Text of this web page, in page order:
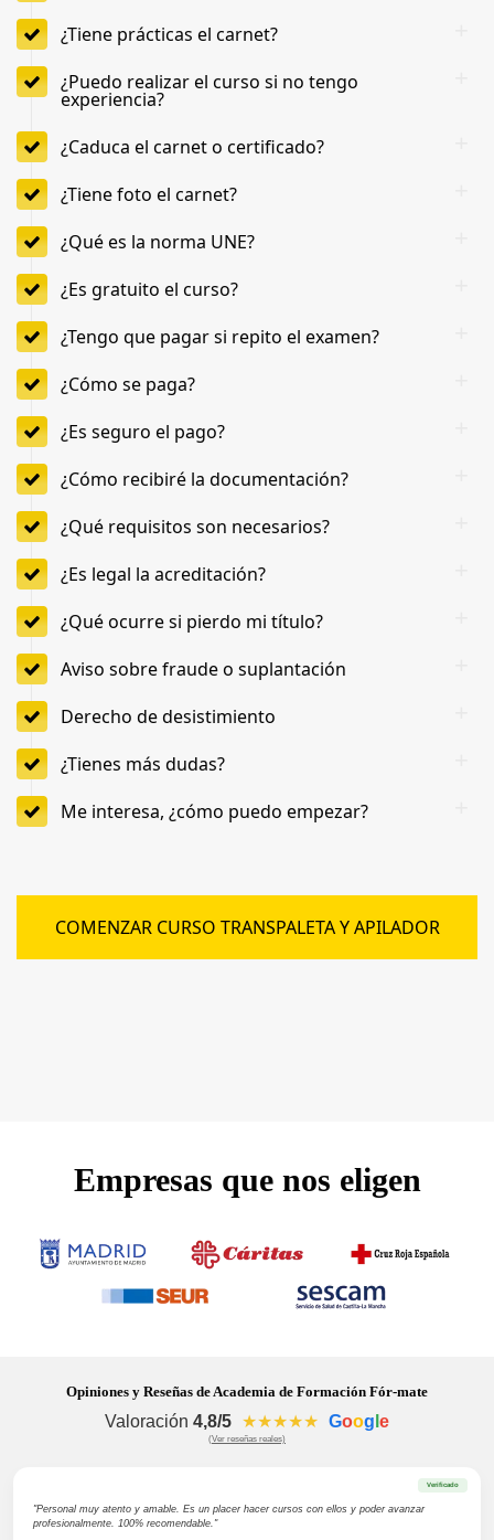
¿Tiene prácticas el carnet?
¿Puedo realizar el curso si no tengo
experiencia?
¿Caduca el carnet o certificado?
¿Tiene foto el carnet?
¿Qué es la norma UNE?
¿Es gratuito el curso?
¿Tengo que pagar si repito el examen?
¿Cómo se paga?
¿Es seguro el pago?
¿Cómo recibiré la documentación?
¿Qué requisitos son necesarios?
¿Es legal la acreditación?
¿Qué ocurre si pierdo mi título?
Aviso sobre fraude o suplantación
Derecho de desistimiento
¿Tienes más dudas?
Me interesa, ¿cómo puedo empezar?
COMENZAR CURSO TRANSPALETA Y APILADOR
Empresas que nos eligen
Opiniones y Reseñas de Academia de Formación Fór-mate
Valoración 4,8/5 ★★★★★ Goog e
(Ver reseñas reales)
Verificado
"Personal muy atento y amable. Es un placer hacer cursos con ellos y poder avanzar
profesionalmente. 100% recomendable."